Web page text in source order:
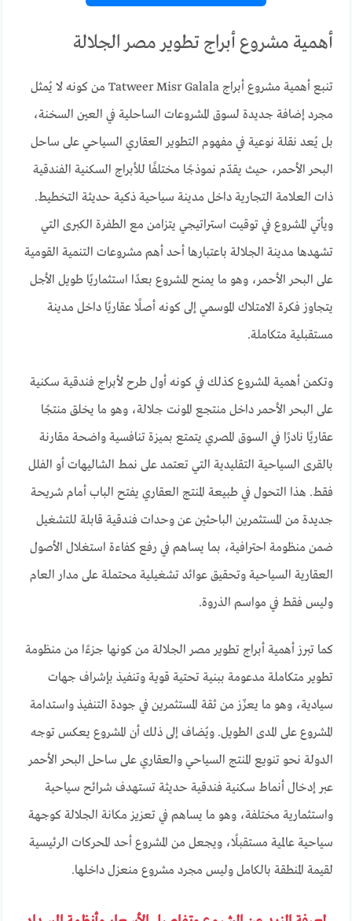
أهمية مشروع أبراج تطوير مصر الجلالة
تنبع أهمية مشروع أبراج Tatweer Misr Galala من كونه لا يُمثل
مجرد إضافة جديدة لسوق المشروعات الساحلية في العين السخنة،
بل يُعد نقلة نوعية في مفهوم التطوير العقاري السياحي على ساحل
البحر الأحمر، حيث يقدّم نموذجًا مختلفًا للأبراج السكنية الفندقية
ذات العلامة التجارية داخل مدينة سياحية ذكية حديثة التخطيط.
ويأتي المشروع في توقيت استراتيجي يتزامن مع الطفرة الكبرى التي
تشهدها مدينة الجلالة باعتبارها أحد أهم مشروعات التنمية القومية
على البحر الأحمر، وهو ما يمنح المشروع بعدًا استثماريًا طويل الأجل
يتجاوز فكرة الامتلاك الموسمي إلى كونه أصلًا عقاريًا داخل مدينة
مستقبلية متكاملة.
وتكمن أهمية المشروع كذلك في كونه أول طرح لأبراج فندقية سكنية
على البحر الأحمر داخل منتجع المونت جلالة، وهو ما يخلق منتجًا
عقاريًا نادرًا في السوق المصري يتمتع بميزة تنافسية واضحة مقارنة
بالقرى السياحية التقليدية التي تعتمد على نمط الشاليهات أو الفلل
فقط. هذا التحول في طبيعة المنتج العقاري يفتح الباب أمام شريحة
جديدة من المستثمرين الباحثين عن وحدات فندقية قابلة للتشغيل
ضمن منظومة احترافية، بما يساهم في رفع كفاءة استغلال الأصول
العقارية السياحية وتحقيق عوائد تشغيلية محتملة على مدار العام
وليس فقط في مواسم الذروة.
كما تبرز أهمية أبراج تطوير مصر الجلالة من كونها جزءًا من منظومة
تطوير متكاملة مدعومة ببنية تحتية قوية وتنفيذ بإشراف جهات
سيادية، وهو ما يعزّز من ثقة المستثمرين في جودة التنفيذ واستدامة
المشروع على المدى الطويل. ويُضاف إلى ذلك أن المشروع يعكس توجه
الدولة نحو تنويع المنتج السياحي والعقاري على ساحل البحر الأحمر
عبر إدخال أنماط سكنية فندقية حديثة تستهدف شرائح سياحية
واستثمارية مختلفة، وهو ما يساهم في تعزيز مكانة الجلالة كوجهة
سياحية عالمية مستقبلًا، ويجعل من المشروع أحد المحركات الرئيسية
لقيمة المنطقة بالكامل وليس مجرد مشروع منعزل داخلها.